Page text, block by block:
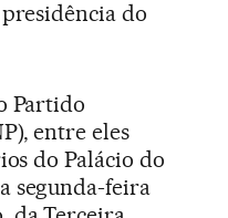
do
Partido
entre eles
do Palácio do
segunda-feira